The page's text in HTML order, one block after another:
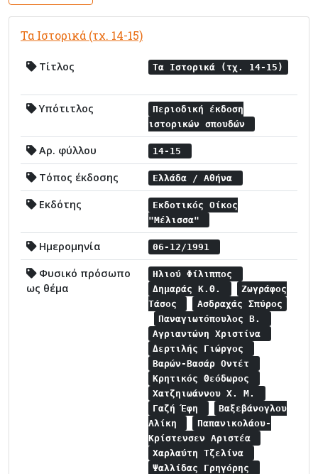
Τα Ιστορικά (τχ. 14-15)
Τίτλος Τα Ιστορικά (τχ. 14-15)
Υπότιτλος
Περιοδική έκδοση
ιστορικών σπουδών
Αρ. φύλλου 14-15
Τόπος έκδοσης Ελλάδα / Αθήνα
Εκδότης
Εκδοτικός Οίκος
"Μέλισσα"
Ημερομηνία 06-12/1991
Φυσικό πρόσωπο
ως θέμα
Ηλιού Φίλιππος
Δημαράς Κ.Θ.
Ζωγράφος
Τάσος
Ασδραχάς Σπύρος
Παναγιωτόπουλος Β.
Αγριαντώνη Χριστίνα
Δερτιλής Γιώργος
Βαρών-Βασάρ Οντέτ
Κρητικός Θεόδωρος
Χατζηιωάννου Χ. Μ.
Γαζή Έφη
Βαξεβάνογλου
Αλίκη
Παπανικολάου-
Κρίστενσεν Αριστέα
Χαρλαύτη Τζελίνα
Ψαλλίδας Γρηγόρης